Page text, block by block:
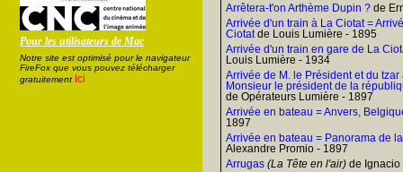
Pour les utilisateurs de Mac
Notre site est optimisé pour le navigateur
FireFox que vous pouvez télécharger
gratuitement ici
Arrêtera-t'on Arthème Dupin ? de
Arrivée d'un train à La Ciotat =
Ciotatde Louis Lumière - 1895
Arrivée d'un train en gare de La
Louis Lumière - 1934
Arrivée de M. le Président et du
Monsieur le président de la
de Opérateurs Lumière - 1897
Arrivée en bateau = Anvers,
1897
Arrivée en bateau = Panorama de
Alexandre Promio - 1897
Arrugas (La Tête en l'air) de Ignacio